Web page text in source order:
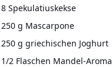
8 Spekulatiuskekse
250 g Mascarpone
250 g griechischen Joghurt
1/2 Flaschen Mandel-Aroma